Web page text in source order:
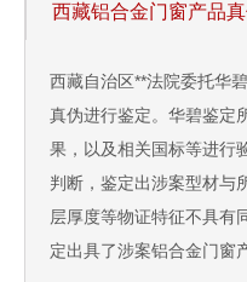
西藏铝合金门窗产品
西藏自治区**法院委托华
真伪进行鉴定。华碧鉴定
果，以及相关国标等进行
判断，鉴定出涉案型材与
层厚度等物证特征不具有
定出具了涉案铝合金门窗